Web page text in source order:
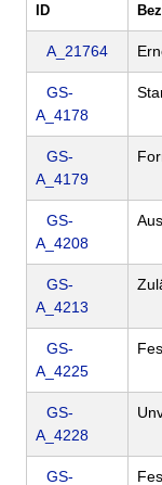
ID
A_21764
GS-
A_4178
GS-
A_4179
GS-
A_4208
GS-
A_4213
GS-
A_4225
GS-
A_4228
GS-